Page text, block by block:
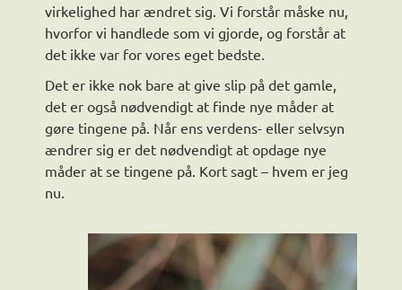
virkelighed har ændret sig. Vi forstår måske nu,
hvorfor vi handlede som vi gjorde, og forstår at
det ikke var for vores eget bedste.
Det er ikke nok bare at give slip på det gamle,
det er også nødvendigt at finde nye måder at
gøre tingene på. Når ens verdens- eller selvsyn
ændrer sig er det nødvendigt at opdage nye
måder at se tingene på. Kort sagt – hvem er jeg
nu.